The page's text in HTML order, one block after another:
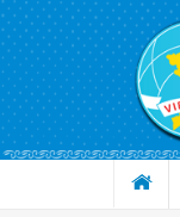
Skip to Content